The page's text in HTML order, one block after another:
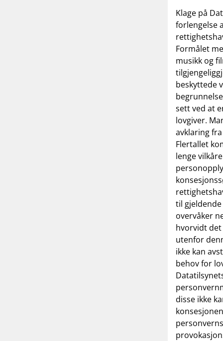
Klage på
forlengelse
Formålet
musikk og
beskyttede
sett ved at
lovgiver.
avklaring
Flertallet
lenge
til
overvåker
hvorvidt
utenfor
ikke kan
behov for
disse ikke